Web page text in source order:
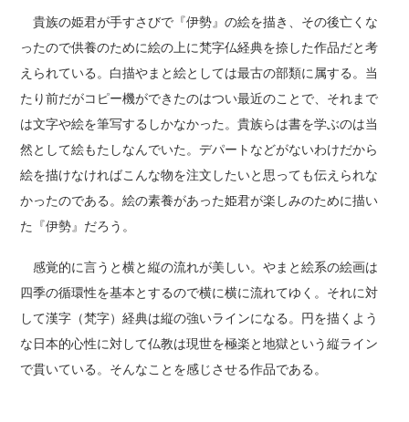
貴族の姫君が手すさびで『伊勢』の絵を描き、その後亡くな
ったので供養のために絵の上に梵字仏経典を捺した作品だと考
えられている。白描やまと絵としては最古の部類に属する。当
たり前だがコピー機ができたのはつい最近のことで、それまで
は文字や絵を筆写するしかなかった。貴族らは書を学ぶのは当
然として絵もたしなんでいた。デパートなどがないわけだから
絵を描けなければこんな物を注文したいと思っても伝えられな
かったのである。絵の素養があった姫君が楽しみのために描い
た『伊勢』だろう。
感覚的に言うと横と縦の流れが美しい。やまと絵系の絵画は
四季の循環性を基本とするので横に横に流れてゆく。それに対
して漢字（梵字）経典は縦の強いラインになる。円を描くよう
な日本的心性に対して仏教は現世を極楽と地獄という縦ライン
で貫いている。そんなことを感じさせる作品である。